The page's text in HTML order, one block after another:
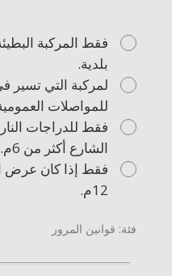
فقط المركبة
بلدية.
لمركبة التي تسير
للمواصلات
فقط للدراجات
الشارع أكثر من 6م.
فقط إذا كان عرض
12م.
فئة: قوانين المرور